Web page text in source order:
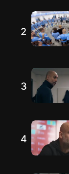
2
3
4